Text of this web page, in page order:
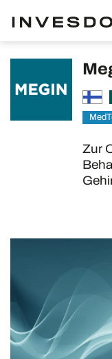
Zur